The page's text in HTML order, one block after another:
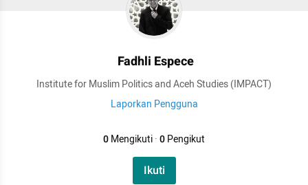
Fadhli Espece
Institute for Muslim Politics and Aceh Studies (IMPACT)
Laporkan Pengguna
0Mengikuti·0Pengikut
Ikuti